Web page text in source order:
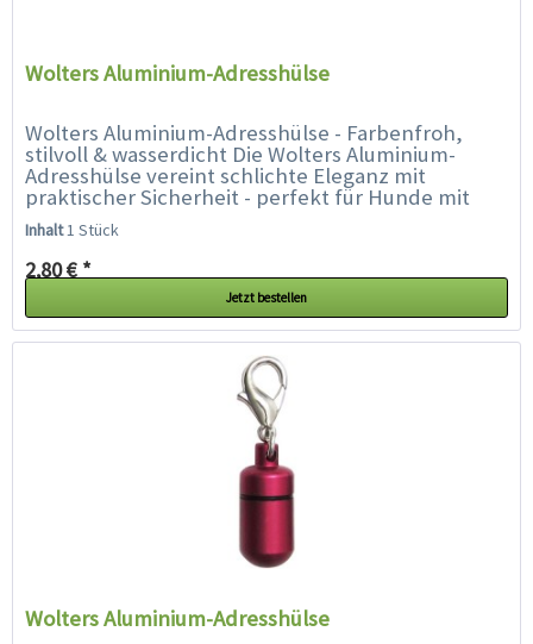
Wolters Aluminium-Adresshülse
Wolters Aluminium-Adresshülse - Farbenfroh,
stilvoll & wasserdicht Die Wolters Aluminium-
Adresshülse vereint schlichte Eleganz mit
praktischer Sicherheit - perfekt für Hunde mit
Stil. Ob Prinz oder Prinzessin,...
Inhalt1 Stück
2,80 € *
Jetzt bestellen
Wolters Aluminium-Adresshülse